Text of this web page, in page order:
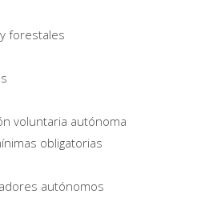
forestales
voluntaria autónoma
obligatorias
autónomos